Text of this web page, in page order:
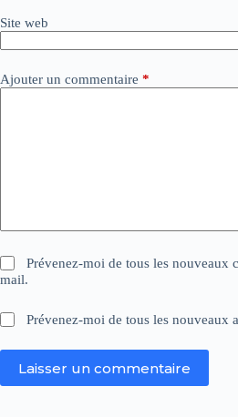
Site web
Ajouter un commentaire *
Prévenez-moi de tous les nouveaux
mail.
Prévenez-moi de tous les nouveaux
Laisser un commentaire
e